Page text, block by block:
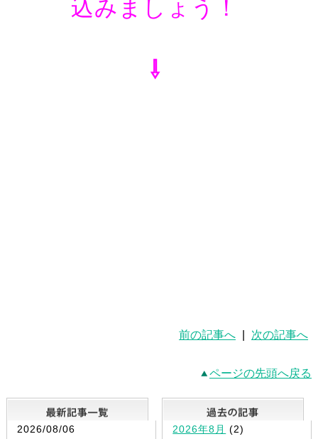
込みましょう！
⇩
前の記事へ 次の記事へ
ページの先頭へ戻る
最新記事一覧
2026/08/06
2026年8月 (2)